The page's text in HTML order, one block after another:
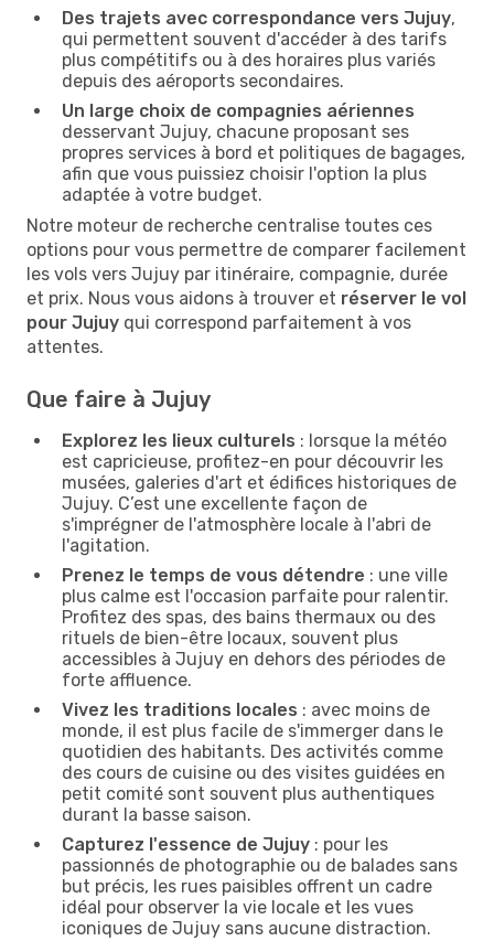
Des trajets avec correspondance vers Jujuy,
qui permettent souvent d'accéder à des tarifs
plus compétitifs ou à des horaires plus variés
depuis des aéroports secondaires.
Un large choix de compagnies aériennes
desservant Jujuy, chacune proposant ses
propres services à bord et politiques de bagages,
afin que vous puissiez choisir l'option la plus
adaptée à votre budget.
Notre moteur de recherche centralise toutes ces
options pour vous permettre de comparer facilement
les vols vers Jujuy par itinéraire, compagnie, durée
et prix. Nous vous aidons à trouver et réserver le vol
pour Jujuy qui correspond parfaitement à vos
attentes.
Que faire à Jujuy
Explorez les lieux culturels : lorsque la météo
est capricieuse, profitez-en pour découvrir les
musées, galeries d'art et édifices historiques de
Jujuy. C’est une excellente façon de
s'imprégner de l'atmosphère locale à l'abri de
l'agitation.
Prenez le temps de vous détendre : une ville
plus calme est l'occasion parfaite pour ralentir.
Profitez des spas, des bains thermaux ou des
rituels de bien-être locaux, souvent plus
accessibles à Jujuy en dehors des périodes de
forte affluence.
Vivez les traditions locales : avec moins de
monde, il est plus facile de s'immerger dans le
quotidien des habitants. Des activités comme
des cours de cuisine ou des visites guidées en
petit comité sont souvent plus authentiques
durant la basse saison.
Capturez l'essence de Jujuy : pour les
passionnés de photographie ou de balades sans
but précis, les rues paisibles offrent un cadre
idéal pour observer la vie locale et les vues
iconiques de Jujuy sans aucune distraction.